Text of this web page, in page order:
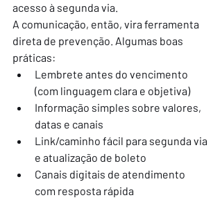
acesso à segunda via.
A comunicação, então, vira ferramenta
direta de prevenção. Algumas boas
práticas:
Lembrete antes do vencimento
(com linguagem clara e objetiva)
Informação simples sobre valores,
datas e canais
Link/caminho fácil para segunda via
e atualização de boleto
Canais digitais de atendimento
com resposta rápida